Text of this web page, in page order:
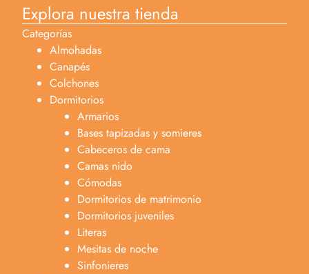
Explora nuestra tienda
Categorías
Almohadas
Canapés
Colchones
Dormitorios
Armarios
Bases tapizadas y somieres
Cabeceros de cama
Camas nido
Cómodas
Dormitorios de matrimonio
Dormitorios juveniles
Literas
Mesitas de noche
Sinfonieres